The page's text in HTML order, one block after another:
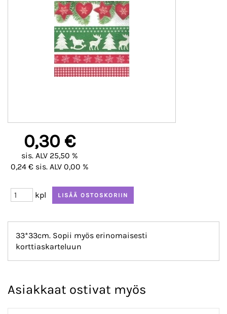
0,30 €
sis. ALV 25,50 %
0,24 € sis. ALV 0,00 %
kpl
33*33cm. Sopii myös erinomaisesti
korttiaskarteluun
Asiakkaat ostivat myös